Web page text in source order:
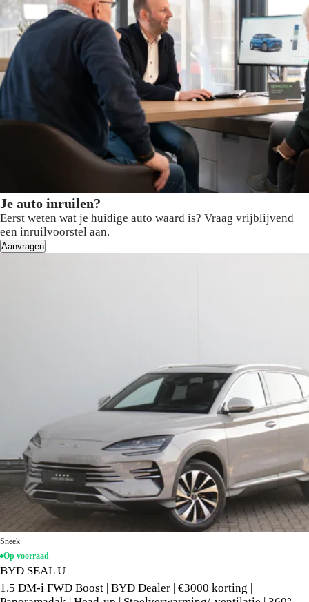
Je auto inruilen?
Eerst weten wat je huidige auto waard is? Vraag vrijblijvend
een inruilvoorstel aan.
Aanvragen
Sneek
Op voorraad
BYD SEAL U
1.5 DM-i FWD Boost | BYD Dealer | €3000 korting |